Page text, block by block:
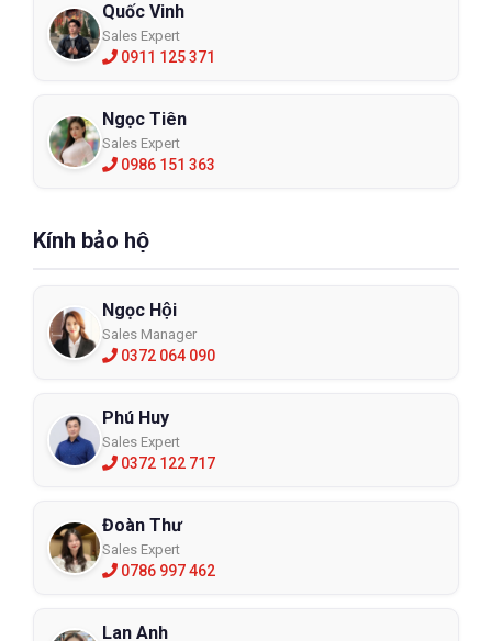
Quốc Vinh
Sales Expert
0911 125 371
Ngọc Tiên
Sales Expert
0986 151 363
Kính bảo hộ
Ngọc Hội
Sales Manager
0372 064 090
Phú Huy
Sales Expert
0372 122 717
Đoàn Thư
Sales Expert
0786 997 462
Lan Anh